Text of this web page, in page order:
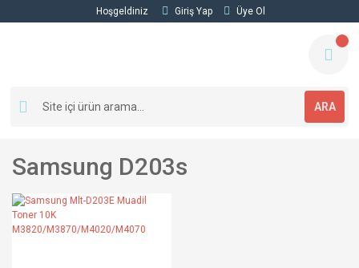
Hoşgeldiniz Giriş Yap Üye Ol
ARA
Samsung D203s